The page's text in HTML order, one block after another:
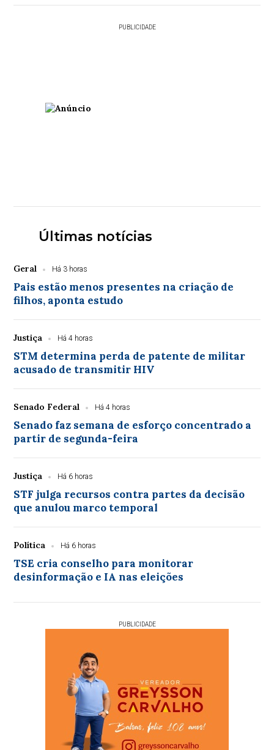
PUBLICIDADE
Últimas notícias
Geral Há 3 horas
Pais estão menos presentes na criação de
filhos, aponta estudo
Justiça Há 4 horas
STM determina perda de patente de militar
acusado de transmitir HIV
Senado Federal Há 4 horas
Senado faz semana de esforço concentrado a
partir de segunda-feira
Justiça Há 6 horas
STF julga recursos contra partes da decisão
que anulou marco temporal
Política Há 6 horas
TSE cria conselho para monitorar
desinformação e IA nas eleições
PUBLICIDADE